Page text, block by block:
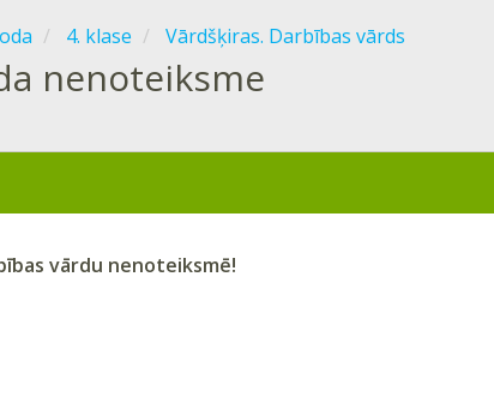
4. klase Vārdšķiras. Darbības vārds
nenoteiksme
vārdu nenoteiksmē!